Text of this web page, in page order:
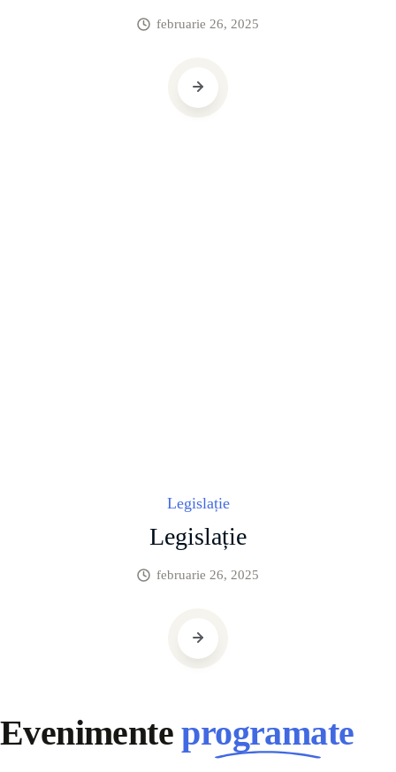
februarie 26, 2025
Legislație
Legislație
februarie 26, 2025
Evenimenteprogramate